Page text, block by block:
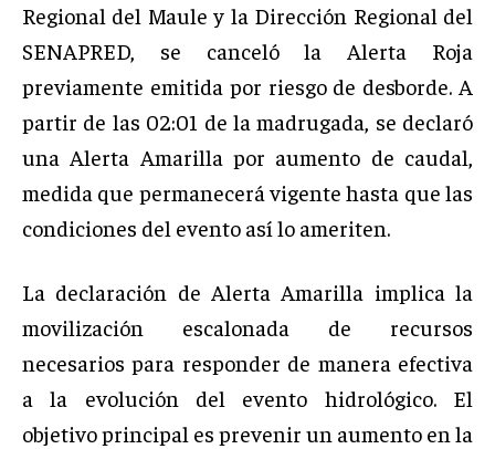
Regional del Maule y la Dirección Regional del
SENAPRED, se canceló la Alerta Roja
previamente emitida por riesgo de desborde. A
partir de las 02:01 de la madrugada, se declaró
una Alerta Amarilla por aumento de caudal,
medida que permanecerá vigente hasta que las
condiciones del evento así lo ameriten.
La declaración de Alerta Amarilla implica la
movilización escalonada de recursos
necesarios para responder de manera efectiva
a la evolución del evento hidrológico. El
objetivo principal es prevenir un aumento en la